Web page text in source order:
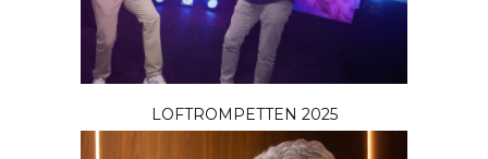
LOFTROMPETTEN 2025